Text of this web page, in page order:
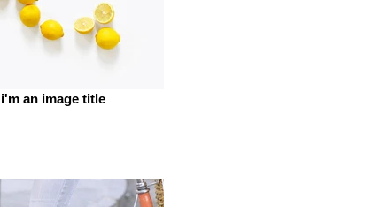
i'm an image title